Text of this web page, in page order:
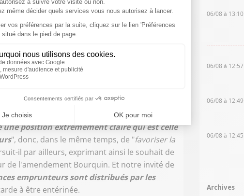
immobilier et votre assurance emprunteur
votre contrat chaque année à la date
deux mois.En revanche, si vous avez signé
ce qui avait été adopté avec l'
quechaque Français, quelle que soit la
y mettre fin à chaque date
sur les anciens contrats résulte, selon lui, de
de la consommation
position extrêmement claire qui est celle
", donc, dans le même temps, de "favoriser la
il par ailleurs, exprimant ainsi le souhait de
de l'amendement Bourquin. Et notre invité de
emprunteurs sont distribués par les
à être entérinée.
06/08 à 13:10
06/08 à 12:57
06/08 à 12:49
06/08 à 12:45
Archives